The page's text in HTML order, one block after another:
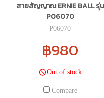
สายสัญญาณ ERNIE BALL รุ่น
P06070
P06070
฿980
Out of stock
Compare